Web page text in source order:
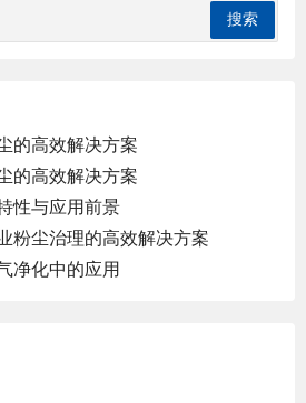
的高效解决方案
的高效解决方案
性与应用前景
粉尘治理的高效解决方案
净化中的应用